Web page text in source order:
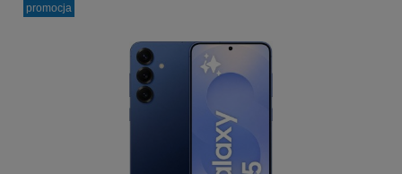
promocja